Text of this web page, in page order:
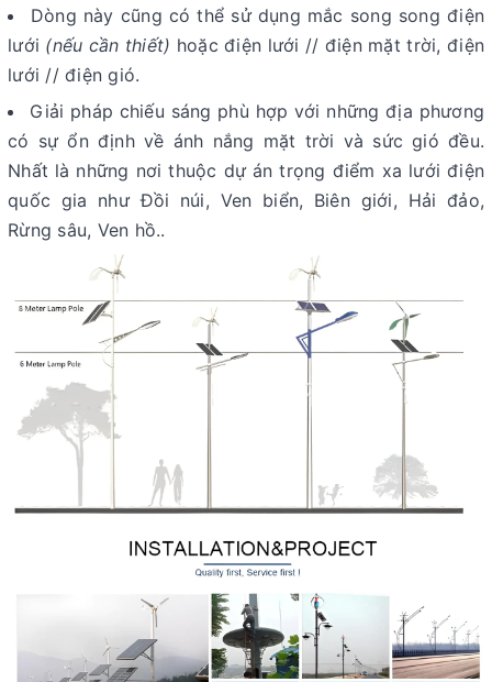
Dòng này cũng có thể sử dụng mắc song song điện
lưới (nếu cần thiết) hoặc điện lưới // điện mặt trời, điện
lưới // điện gió.
Giải pháp chiếu sáng phù hợp với những địa phương
có sự ổn định về ánh nắng mặt trời và sức gió đều.
Nhất là những nơi thuộc dự án trọng điểm xa lưới điện
quốc gia như Đồi núi, Ven biển, Biên giới, Hải đảo,
Rừng sâu, Ven hồ..